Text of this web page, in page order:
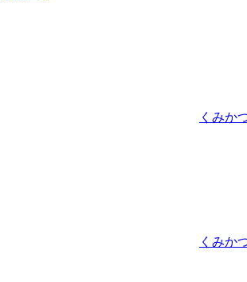
くみか
くみか